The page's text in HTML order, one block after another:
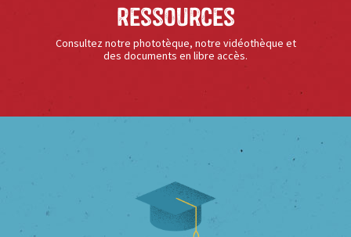
Ressources
Consultez notre phototèque, notre vidéothèque et
des documents en libre accès.